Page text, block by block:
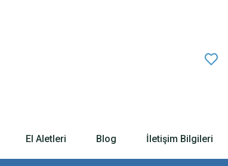
El Aletleri Blog İletişim Bilgileri